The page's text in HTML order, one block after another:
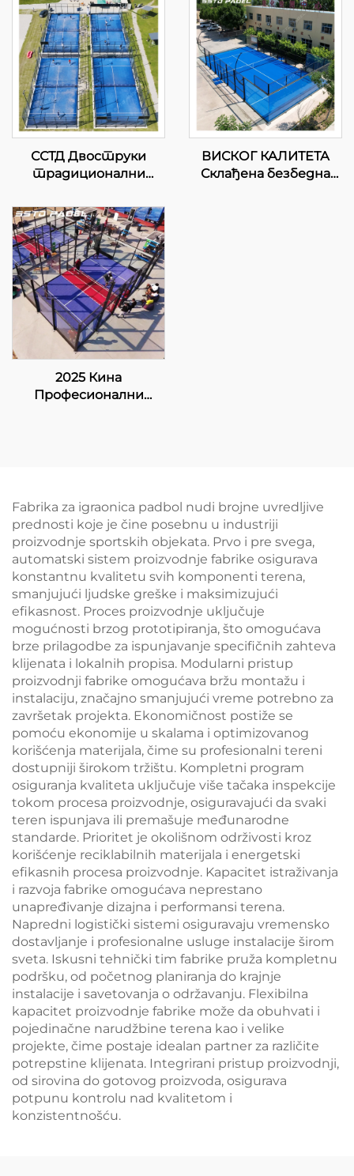
ССТД Двоструки
традиционални
добављач ВПТ ЛЕД
Светло Класично
Стружно Падел Тенис
Корт 002
ВИСКОГ КАЛИТЕТА
Склађена безбедна
2025 Кина
Професионални
за игру 005
Fabrika za igraonica padbol nudi brojne uvredljive
prednosti koje je čine posebnu u industriji
proizvodnje sportskih objekata. Prvo i pre svega,
automatski sistem proizvodnje fabrike osigurava
konstantnu kvalitetu svih komponenti terena,
smanjujući ljudske greške i maksimizujući
efikasnost. Proces proizvodnje uključuje
mogućnosti brzog prototipiranja, što omogućava
brze prilagodbe za ispunjavanje specifičnih zahteva
klijenata i lokalnih propisa. Modularni pristup
proizvodnji fabrike omogućava bržu montažu i
instalaciju, značajno smanjujući vreme potrebno za
završetak projekta. Ekonomičnost postiže se
pomoću ekonomije u skalama i optimizovanog
korišćenja materijala, čime su profesionalni tereni
dostupniji širokom tržištu. Kompletni program
osiguranja kvaliteta uključuje više tačaka inspekcije
tokom procesa proizvodnje, osiguravajući da svaki
teren ispunjava ili premašuje međunarodne
standarde. Prioritet je okolišnom održivosti kroz
korišćenje reciklabilnih materijala i energetski
efikasnih procesa proizvodnje. Kapacitet istraživanja
i razvoja fabrike omogućava neprestano
unapređivanje dizajna i performansi terena.
Napredni logistički sistemi osiguravaju vremensko
dostavljanje i profesionalne usluge instalacije širom
sveta. Iskusni tehnički tim fabrike pruža kompletnu
podršku, od početnog planiranja do krajnje
instalacije i savetovanja o održavanju. Flexibilna
kapacitet proizvodnje fabrike može da obuhvati i
pojedinačne narudžbine terena kao i velike
projekte, čime postaje idealan partner za različite
potrepstine klijenata. Integrirani pristup proizvodnji,
od sirovina do gotovog proizvoda, osigurava
potpunu kontrolu nad kvalitetom i
konzistentnošću.